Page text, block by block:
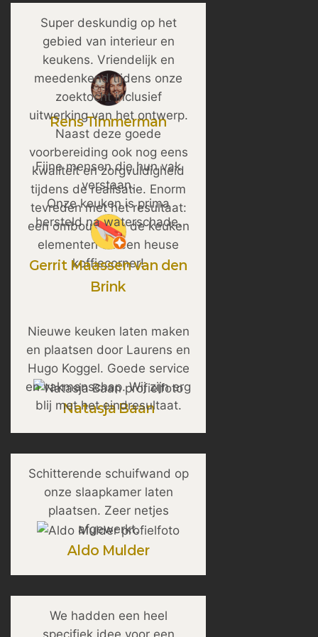
Rens Timmerman
Super deskundig op het
gebied van interieur en
keukens. Vriendelijk en
meedenkend tijdens onze
zoektocht inclusief
uitwerking van het ontwerp.
Naast deze goede
voorbereiding ook nog eens
kwaliteit en zorgvuldigheid
tijdens de realisatie. Enorm
tevreden met het resultaat:
een ombouw van de keuken
elementen en een heuse
koffiecorner!
Gerrit Maassen van den
Brink
Fijne mensen die hun vak
verstaan.
Onze keuken is prima
hersteld na waterschade.
Natasja Baan
Nieuwe keuken laten maken
en plaatsen door Laurens en
Hugo Koggel. Goede service
en vakmanschap. Wij zijn erg
blij met het eindresultaat.
Aldo Mulder
Schitterende schuifwand op
onze slaapkamer laten
plaatsen. Zeer netjes
afgewerkt.
We hadden een heel